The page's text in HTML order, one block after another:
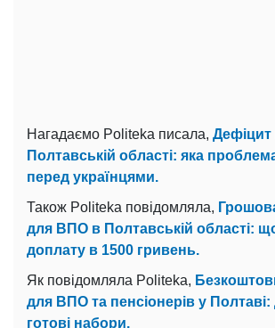
Нагадаємо Politeka писала, Дефіцит
Полтавській області: яка
перед українцями.
Також Politeka повідомляла,
для ВПО в Полтавській області:
доплату в 1500 гривень.
Як повідомляла Politeka,
для ВПО та пенсіонерів у
готові набори.